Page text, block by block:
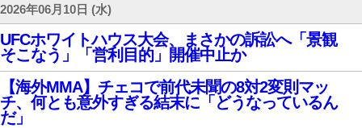
2026年06月10日 (水)
UFCホワイトハウス大会、まさかの訴訟へ「景観
そこなう」「営利目的」開催中止か
【海外MMA】チェコで前代未聞の8対2変則マッ
チ、何とも意外すぎる結末に「どうなっているん
だ」